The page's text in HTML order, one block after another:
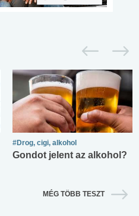
#Drog, cigi, alkohol
Gondot jelent az alkohol?
MÉG TÖBB TESZT